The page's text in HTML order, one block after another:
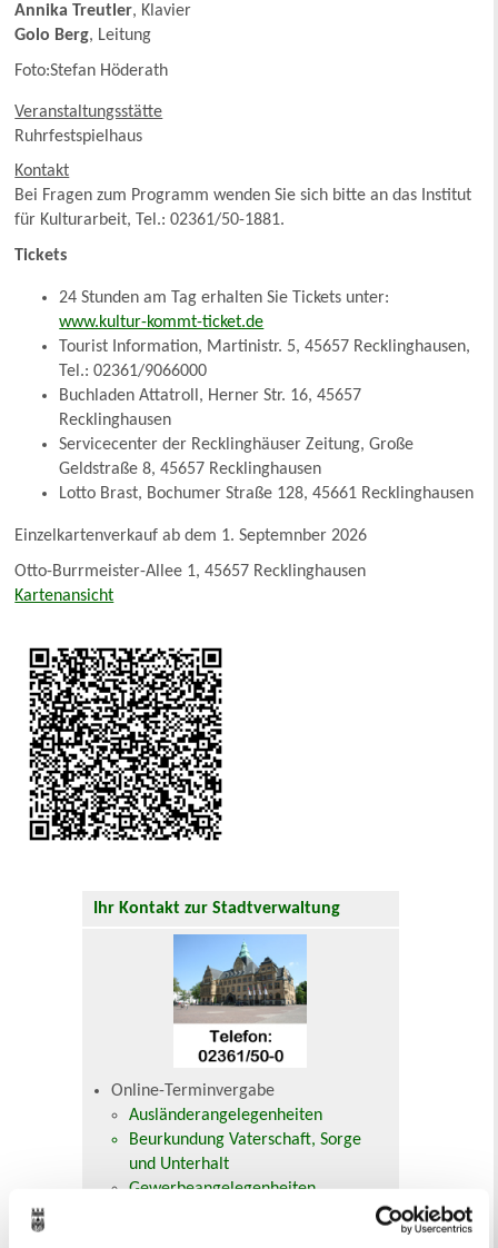
Annika Treutler, Klavier
Golo Berg, Leitung
Foto:Stefan Höderath
Veranstaltungsstätte
Ruhrfestspielhaus
Kontakt
Bei Fragen zum Programm wenden Sie sich bitte an das Institut
für Kulturarbeit, Tel.: 02361/50-1881.
Tickets
24 Stunden am Tag erhalten Sie Tickets unter:
www.kultur-kommt-ticket.de
Tourist Information, Martinistr. 5, 45657 Recklinghausen,
Tel.: 02361/9066000
Buchladen Attatroll, Herner Str. 16, 45657
Recklinghausen
Servicecenter der Recklinghäuser Zeitung, Große
Geldstraße 8, 45657 Recklinghausen
Lotto Brast, Bochumer Straße 128, 45661 Recklinghausen
Einzelkartenverkauf ab dem 1. Septemnber 2026
Otto-Burrmeister-Allee 1, 45657 Recklinghausen
Kartenansicht
Ihr Kontakt zur Stadtverwaltung
Online-Terminvergabe
Ausländerangelegenheiten
Beurkundung Vaterschaft, Sorge
und Unterhalt
Gewerbeangelegenheiten